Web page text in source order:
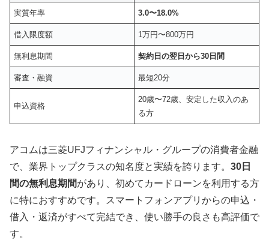
実質年率 3.0〜18.0%
借入限度額 1万円〜800万円
無利息期間 契約日の翌日から30日間
審査・融資 最短20分
申込資格
20歳〜72歳、安定した収入のあ
る方
アコムは三菱UFJフィナンシャル・グループの消費者金融
で、業界トップクラスの知名度と実績を誇ります。 30日
間の無利息期間があり、初めてカードローンを利用する方
に特におすすめです。スマートフォンアプリからの申込・
借入・返済がすべて完結でき、使い勝手の良さも高評価で
す。